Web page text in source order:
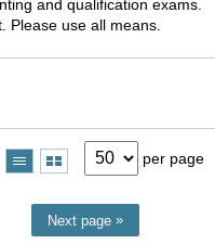
and qualification exams.
Please use all means.
per page
Next page